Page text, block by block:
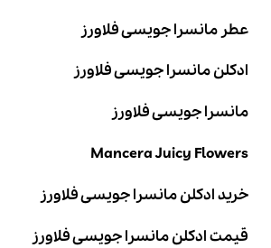
عطر مانسرا جویسی فلاورز
ادکلن مانسرا جویسی فلاورز
مانسرا جویسی فلاورز
Mancera Juicy Flowers
خرید ادکلن مانسرا جویسی فلاورز
قیمت ادکلن مانسرا جویسی فلاورز